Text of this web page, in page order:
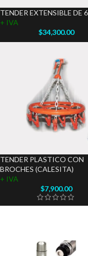
TENDER EXTENSIBLE DE
+ IVA
$34,300.00
TENDER PLASTICO CON
BROCHES (CALESITA)
+ IVA
$7,900.00